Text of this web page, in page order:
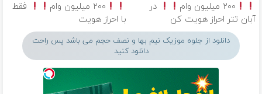
۲۰۰ میلیون وام
در
آبان تتر احراز هویت کن
۲۰۰ میلیون وام
فقط
با احراز هویت
دانلود از جلوه موزیک نیم بها و نصف حجم می باشد پس راحت
دانلود کنید